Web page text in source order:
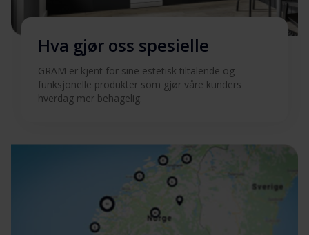
Hva gjør oss spesielle
GRAM er kjent for sine estetisk tiltalende og
funksjonelle produkter som gjør våre kunders
hverdag mer behagelig.